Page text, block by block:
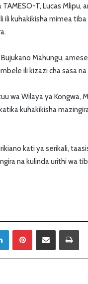
T, Lucas
ili kuhakikisha mimea
Mahungu,
ili kizazi cha sasa
wa Wilaya ya
kuhakikisha
kati ya serikali,
na kulinda urithi wa
LinkedIn Sambaza kupitia barua pepe